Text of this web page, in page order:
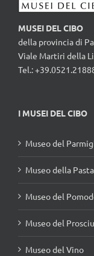
MUSEI DEL CIBO
della provincia di
Viale Martiri della
Tel.:
I MUSEI DEL CIBO
Museo del
Museo della Pasta
Museo del
Museo del
Museo del Vino